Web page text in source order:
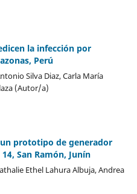
la infección por
Perú
Silva Diaz, Carla María
(Autor/a)
prototipo de generador
San Ramón, Junín
Ethel Lahura Albuja, Andrea